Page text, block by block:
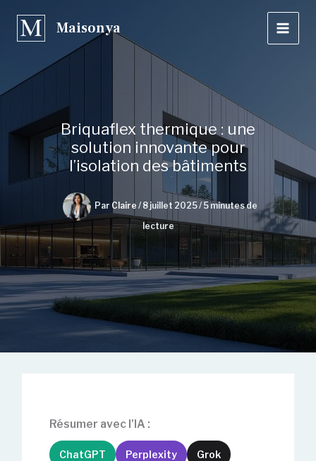
contenu
Maisonya
Briquaflex thermique : une
solution innovante pour
l’isolation des bâtiments
Par Claire / 8 juillet 2025/ 5 minutes de
lecture
Résumer avec l'IA :
ChatGPT Perplexity Grok